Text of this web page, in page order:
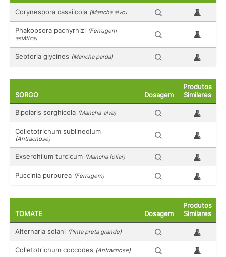
Corynespora cassiicola (Mancha alvo)
Phakopsora pachyrhizi (Ferrugem
asiática)
Septoria glycines (Mancha parda)
SORGO Dosagem
Produtos
Similares
Bipolaris sorghicola (Mancha-alva)
Colletotrichum sublineolum
(Antracnose)
Exserohilum turcicum (Mancha foliar)
Puccinia purpurea (Ferrugem)
TOMATE Dosagem
Produtos
Similares
Alternaria solani (Pinta preta grande)
Colletotrichum coccodes (Antracnose)